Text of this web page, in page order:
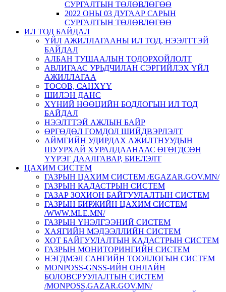
СУРГАЛТЫН ТӨЛӨВЛӨГӨӨ
2022 ОНЫ 03 ДУГААР САРЫН
СУРГАЛТЫН ТӨЛӨВЛӨГӨӨ
ИЛ ТОД БАЙДАЛ
ҮЙЛ АЖИЛЛАГААНЫ ИЛ ТОД, НЭЭЛТТЭЙ
БАЙДАЛ
АЛБАН ТУШААЛЫН ТОДОРХОЙЛОЛТ
АВЛИГААС УРЬДЧИЛАН СЭРГИЙЛЭХ ҮЙЛ
АЖИЛЛАГАА
ТӨСӨВ, САНХҮҮ
ШИЛЭН ДАНС
ХҮНИЙ НӨӨЦИЙН БОДЛОГЫН ИЛ ТОД
БАЙДАЛ
НЭЭЛТТЭЙ АЖЛЫН БАЙР
ӨРГӨДӨЛ ГОМДОЛ ШИЙДВЭРЛЭЛТ
АЙМГИЙН УДИРДАХ АЖИЛТНУУДЫН
ШУУРХАЙ ХУРАЛДААНААС ӨГӨГДСӨН
ҮҮРЭГ ДААЛГАВАР, БИЕЛЭЛТ
ЦАХИМ СИСТЕМ
ГАЗРЫН ЦАХИМ СИСТЕМ /EGAZAR.GOV.MN/
ГАЗРЫН КАДАСТРЫН СИСТЕМ
ГАЗАР ЗОХИОН БАЙГУУЛАЛТЫН СИСТЕМ
ГАЗРЫН БИРЖИЙН ЦАХИМ СИСТЕМ
/WWW.MLE.MN/
ГАЗРЫН ҮНЭЛГЭЭНИЙ СИСТЕМ
ХАЯГИЙН МЭДЭЭЛЛИЙН СИСТЕМ
ХОТ БАЙГУУЛАЛТЫН КАДАСТРЫН СИСТЕМ
ГАЗРЫН МОНИТОРИНГИЙН СИСТЕМ
НЭГДМЭЛ САНГИЙН ТООЛЛОГЫН СИСТЕМ
MONPOSS-GNSS-ИЙН ОНЛАЙН
БОЛОВСРУУЛАЛТЫН СИСТЕМ
/MONPOSS.GAZAR.GOV.MN/